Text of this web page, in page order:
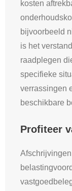
kosten
bijvoorbeeld
is het
raadplegen
specifieke
verrassingen
beschikbare
Profiteer